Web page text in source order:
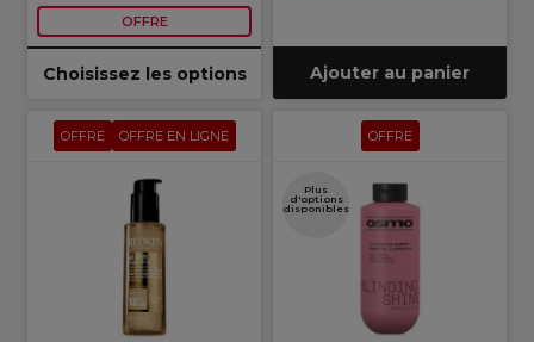
OFFRE
Choisissez les options Ajouter au panier
OFFRE OFFRE EN LIGNE OFFRE
Plus
d'options
disponibles